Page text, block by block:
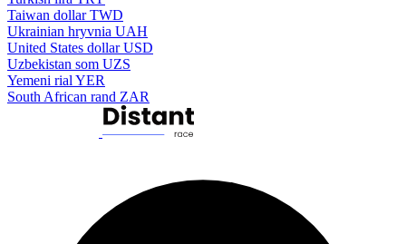
Taiwan dollar TWD
Ukrainian hryvnia UAH
United States dollar USD
Uzbekistan som UZS
Yemeni rial YER
South African rand ZAR